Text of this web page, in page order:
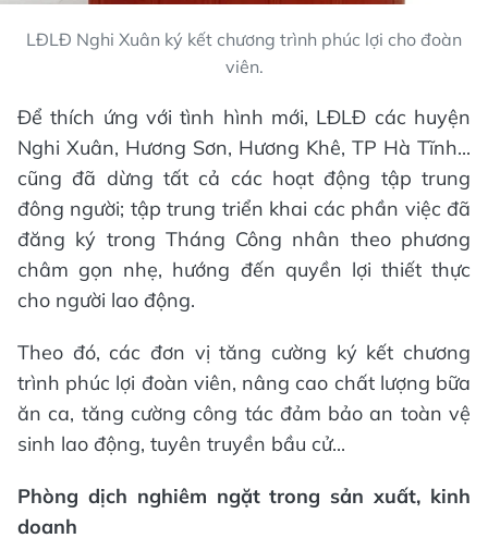
LĐLĐ Nghi Xuân ký kết chương trình phúc lợi cho đoàn
viên.
Để thích ứng với tình hình mới, LĐLĐ các huyện
Nghi Xuân, Hương Sơn, Hương Khê, TP Hà Tĩnh...
cũng đã dừng tất cả các hoạt động tập trung
đông người; tập trung triển khai các phần việc đã
đăng ký trong Tháng Công nhân theo phương
châm gọn nhẹ, hướng đến quyền lợi thiết thực
cho người lao động.
Theo đó, các đơn vị tăng cường ký kết chương
trình phúc lợi đoàn viên, nâng cao chất lượng bữa
ăn ca, tăng cường công tác đảm bảo an toàn vệ
sinh lao động, tuyên truyền bầu cử...
Phòng dịch nghiêm ngặt trong sản xuất, kinh
doanh